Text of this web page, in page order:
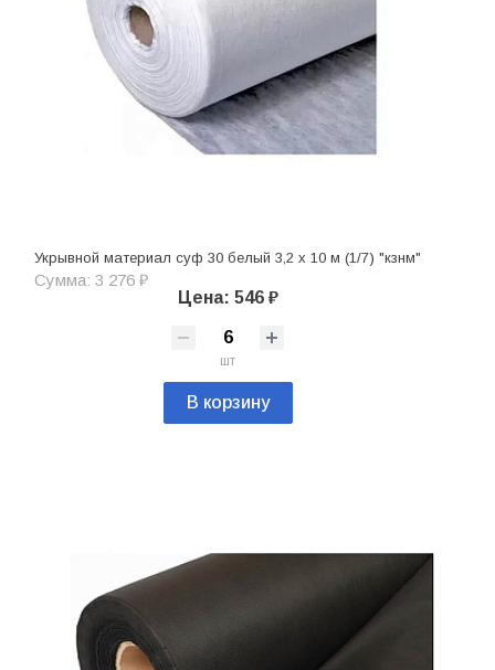
Укрывной материал суф 30 белый 3,2 х 10 м (1/7) "кзнм"
Сумма: 3 276 ₽
Цена: 546 ₽
шт
В корзину